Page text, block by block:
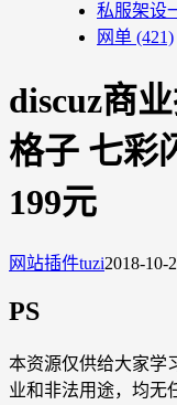
私服架设
网单 (421)
discuz商
格子 七彩
199元
网站插件tuzi2018-10-
PS
本资源仅供给大家学
业和非法用途，均无